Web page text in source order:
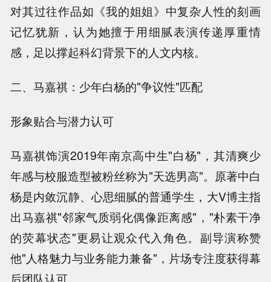
对其过往作品如《我的姐姐》中复杂人性的刻画
记忆犹新，认为她擅于用细腻表演传递厚重情
感，足以撑起科幻背景下的人文内核。
二、马嘉祺：少年白杨的"争议性"匹配
形象贴合与潜力认可
马嘉祺饰演2019年南京高中生"白杨"，其清爽少
年感与校服造型被粉丝称为"天选男高"。原著中白
杨是内敛沉静、心思细腻的普通学生，大V博主指
出马嘉祺"邻家气质弱化偶像距离感"，"朴素干净
的荧幕状态"更易让观众代入角色。副导演称赞
他"人格魅力与业务能力兼备"，片场专注度获得幕
后团队认可。